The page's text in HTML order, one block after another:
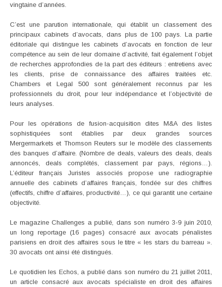
vingtaine d’années.
C’est une parution internationale, qui établit un classement des
principaux cabinets d’avocats, dans plus de 100 pays. La partie
éditoriale qui distingue les cabinets d’avocats en fonction de leur
compétence au sein de leur domaine d’activité, fait également l’objet
de recherches approfondies de la part des éditeurs : entretiens avec
les clients, prise de connaissance des affaires traitées etc.
Chambers et Legal 500 sont généralement reconnus par les
professionnels du droit, pour leur indépendance et l’objectivité de
leurs analyses.
Pour les opérations de fusion-acquisition dites M&A des listes
sophistiquées sont établies par deux grandes sources
Mergermarkets et Thomson Reuters sur le modèle des classements
des banques d’affaire. (Nombre de deals, valeurs des deals, deals
annoncés, deals complétés, classement par pays, régions…).
L’éditeur français Juristes associés propose une radiographie
annuelle des cabinets d’affaires français, fondée sur des chiffres
(effectifs, chiffre d’affaires, productivité…), ce qui garantit une certaine
objectivité.
Le magazine Challenges a publié, dans son numéro 3-9 juin 2010,
un long reportage (16 pages) consacré aux avocats pénalistes
parisiens en droit des affaires sous le titre « les stars du barreau ».
30 avocats ont ainsi été distingués.
Le quotidien les Echos, a publié dans son numéro du 21 juillet 2011,
un article consacré aux avocats spécialiste en droit des affaires